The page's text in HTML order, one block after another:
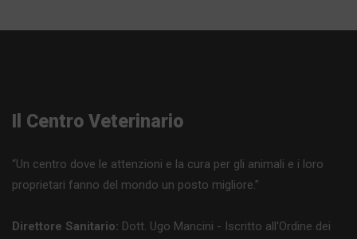
Il Centro Veterinario
“Un centro dove le attenzioni e la cura per gli animali e i loro
proprietari fanno del mondo un posto migliore.”
Direttore Sanitario: Dott. Ugo Mancini - Iscritto all'Ordine dei